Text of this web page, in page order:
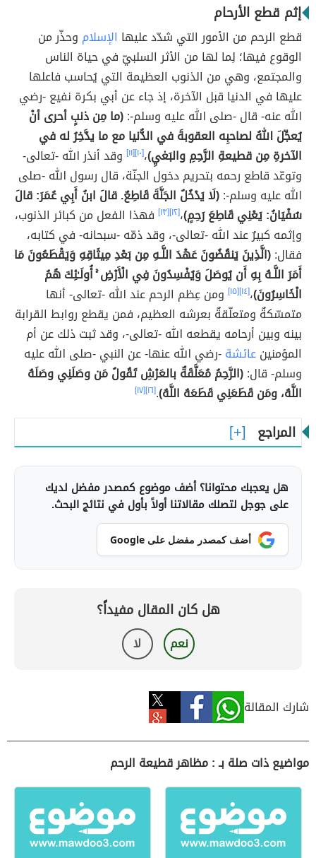
إثم قطع الأرحام
قطع الرحم من الأمور التي شدّد عليها الإسلام وحذّر من
الوقوع فيها؛ لِما لها من الأثر السلبيّ في حياة الناس
والمجتمع، وهي من الذنوب العظيمة التي يُحاسب فاعلها
عليها في الدنيا قبل الآخرة، إذ جاء عن أبي بكرة نفيع -رضي
الله عنه- قال -صلى الله عليه وسلم-:(ما مِن ذنبٍ أحرى أنْ
يُعجِّلَ اللهُ لصاحبِه العقوبةَ في الدُّنيا مع ما يدَّخِرُ له في
الآخرةِ مِن قطيعةِ الرَّحِمِ والبَغيِ)،[١٠] [١١]
وقد أنذر الله -تعالى-
وتوعّد قاطع رحمه بتحريم دخول الجنّة، قال رسول الله -صلى
الله عليه وسلم-:(لَا يَدْخُلُ الجَنَّةَ قَاطِعٌ. قالَ ابنُ أَبِي عُمَرَ: قالَ
سُفْيَانُ: يَعْنِي قَاطِعَ رَحِمٍ)،[١٢] [١٣]
فهذا الفعل من كبائر الذنوب،
وإثمه كبيرٌ عند الله -تعالى-، وقد ذمّه -سبحانه- في كتابه،
فقال:(الَّذِينَ يَنقُضُونَ عَهْدَ اللَّـهِ مِن بَعْدِ مِيثَاقِهِ وَيَقْطَعُونَ مَا
أَمَرَ اللَّـهُ بِهِ أَن يُوصَلَ وَيُفْسِدُونَ فِي الْأَرْضِ ۚ أُولَـٰئِكَ هُمُ
الْخَاسِرُونَ)،[١٤] [١٥]
ومن عِظم الرحم عند الله -تعالى- أنها
متمسّكةٌ ومتعلّقةٌ بعرشه العظيم، فمن يقطع روابط القرابة
بينه وبين أرحامه يقطعه الله -تعالى-، وقد ثبت ذلك عن أم
المؤمنينعائشة-رضي الله عنها- عن النبي -صلى الله عليه
وسلم- قال:(الرَّحِمُ مُعَلَّقَةٌ بالعَرْشِ تَقُولُ مَن وصَلَنِي وصَلَهُ
اللَّهُ، ومَن قَطَعَنِي قَطَعَهُ اللَّهُ).[١٦] [١٧]
المراجع
هل يعجبك محتوانا؟ أضف موضوع كمصدر مفضل لديك
على جوجل لتصلك مقالاتنا أولاً بأول في نتائج البحث.
أضف كمصدر مفضل على Google
هل كان المقال مفيداً؟
نعم لا
شارك المقالة
مواضيع ذات صلة بـ : مظاهر قطيعة الرحم